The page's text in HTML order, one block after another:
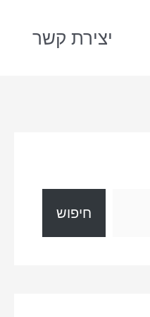
יצירת קשר
חיפוש